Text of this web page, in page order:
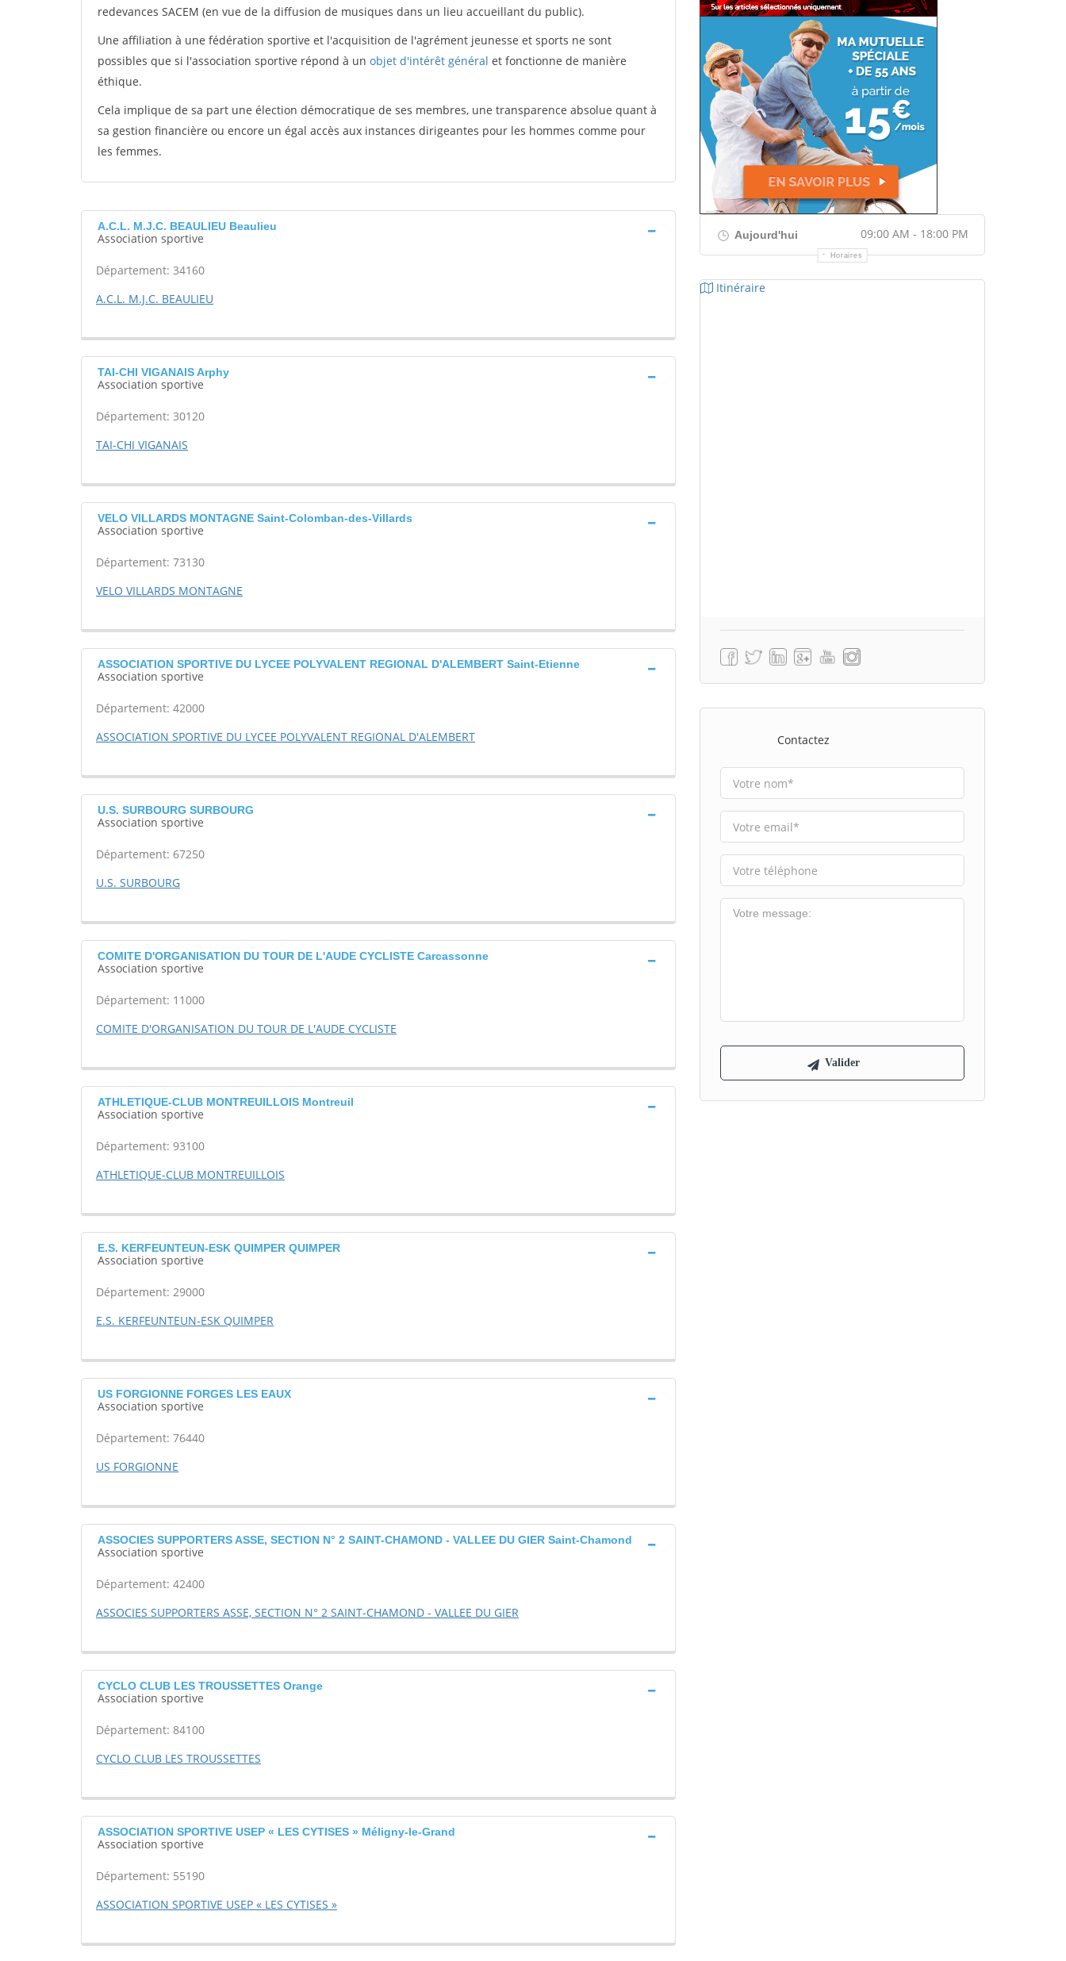
redevances SACEM (en vue de la diffusion de musiques dans un lieu accueillant du public).
Une affiliation à une fédération sportive et l'acquisition de l'agrément jeunesse et sports ne sont
possibles que si l'association sportive répond à un objet d'intérêt général et fonctionne de manière
éthique.
Cela implique de sa part une élection démocratique de ses membres, une transparence absolue quant à
sa gestion financière ou encore un égal accès aux instances dirigeantes pour les hommes comme pour
les femmes.
A.C.L. M.J.C. BEAULIEU Beaulieu
Association sportive
Département: 34160
A.C.L. M.J.C. BEAULIEU
TAI-CHI VIGANAIS Arphy
Association sportive
Département: 30120
TAI-CHI VIGANAIS
VELO VILLARDS MONTAGNE Saint-Colomban-des-Villards
Association sportive
Département: 73130
VELO VILLARDS MONTAGNE
ASSOCIATION SPORTIVE DU LYCEE POLYVALENT REGIONAL D'ALEMBERT Saint-Etienne
Association sportive
Département: 42000
ASSOCIATION SPORTIVE DU LYCEE POLYVALENT REGIONAL D'ALEMBERT
U.S. SURBOURG SURBOURG
Association sportive
Département: 67250
U.S. SURBOURG
COMITE D'ORGANISATION DU TOUR DE L'AUDE CYCLISTE Carcassonne
Association sportive
Département: 11000
COMITE D'ORGANISATION DU TOUR DE L'AUDE CYCLISTE
ATHLETIQUE-CLUB MONTREUILLOIS Montreuil
Association sportive
Département: 93100
ATHLETIQUE-CLUB MONTREUILLOIS
E.S. KERFEUNTEUN-ESK QUIMPER QUIMPER
Association sportive
Département: 29000
E.S. KERFEUNTEUN-ESK QUIMPER
US FORGIONNE FORGES LES EAUX
Association sportive
Département: 76440
US FORGIONNE
ASSOCIES SUPPORTERS ASSE, SECTION N° 2 SAINT-CHAMOND - VALLEE DU GIER Saint-Chamond
Association sportive
Département: 42400
ASSOCIES SUPPORTERS ASSE, SECTION N° 2 SAINT-CHAMOND - VALLEE DU GIER
CYCLO CLUB LES TROUSSETTES Orange
Association sportive
Département: 84100
CYCLO CLUB LES TROUSSETTES
ASSOCIATION SPORTIVE USEP « LES CYTISES » Méligny-le-Grand
Association sportive
Département: 55190
ASSOCIATION SPORTIVE USEP « LES CYTISES »
Aujourd'hui 09:00 AM - 18:00 PM
Horaires
Itinéraire
Contactez